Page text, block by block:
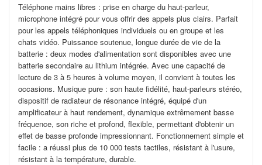
Téléphone mains libres : prise en charge du haut-parleur,
microphone intégré pour vous offrir des appels plus clairs. Parfait
pour les appels téléphoniques individuels ou en groupe et les
chats vidéo. Puissance soutenue, longue durée de vie de la
batterie : deux modes d'alimentation sont disponibles avec une
batterie secondaire au lithium intégrée. Avec une capacité de
lecture de 3 à 5 heures à volume moyen, il convient à toutes les
occasions. Musique pure : son haute fidélité, haut-parleurs stéréo,
dispositif de radiateur de résonance intégré, équipé d'un
amplificateur à haut rendement, dynamique extrêmement basse
fréquence, son riche et profond, flexible, permettant d'obtenir un
effet de basse profonde impressionnant. Fonctionnement simple et
facile : a réussi plus de 10 000 tests tactiles, résistant à l'usure,
résistant à la température, durable.